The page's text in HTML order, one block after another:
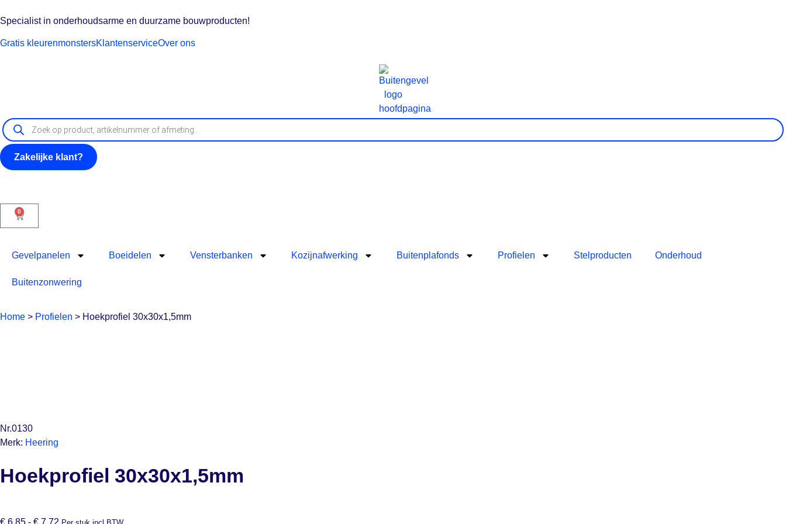
Specialist in onderhoudsarme en duurzame bouwproducten!
Gratis kleurenmonstersKlantenserviceOver ons
Zakelijke klant?
0
Gevelpanelen Boeidelen Vensterbanken Kozijnafwerking Buitenplafonds Profielen Stelproducten Onderhoud
Buitenzonwering
Home > Profielen > Hoekprofiel 30x30x1,5mm
Nr.0130
Merk: Heering
Hoekprofiel 30x30x1,5mm
€ 6,85 - € 7,72